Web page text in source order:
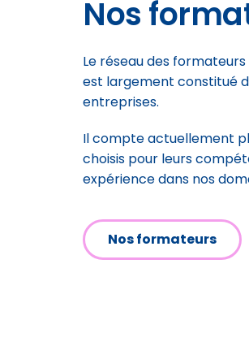
Nos
Le réseau des formateurs
est largement constitué
entreprises.
Il compte actuellement
choisis pour leurs
expérience dans nos
Nos formateurs